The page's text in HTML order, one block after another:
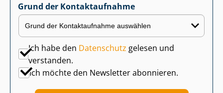
Grund der Kontaktaufnahme
Ich habe den Datenschutz gelesen und
verstanden.
Ich möchte den Newsletter abonnieren.